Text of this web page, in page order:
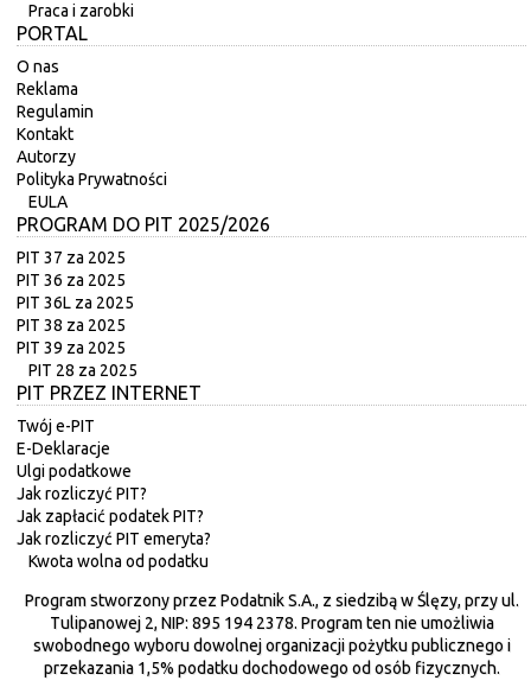
Praca i zarobki
PORTAL
O nas
Reklama
Regulamin
Kontakt
Autorzy
Polityka Prywatności
EULA
PROGRAM DO PIT 2025/2026
PIT 37 za 2025
PIT 36 za 2025
PIT 36L za 2025
PIT 38 za 2025
PIT 39 za 2025
PIT 28 za 2025
PIT PRZEZ INTERNET
Twój e-PIT
E-Deklaracje
Ulgi podatkowe
Jak rozliczyć PIT?
Jak zapłacić podatek PIT?
Jak rozliczyć PIT emeryta?
Kwota wolna od podatku
Program stworzony przez Podatnik S.A., z siedzibą w Ślęzy, przy ul.
Tulipanowej 2, NIP: 895 194 2378. Program ten nie umożliwia
swobodnego wyboru dowolnej organizacji pożytku publicznego i
przekazania 1,5% podatku dochodowego od osób fizycznych.